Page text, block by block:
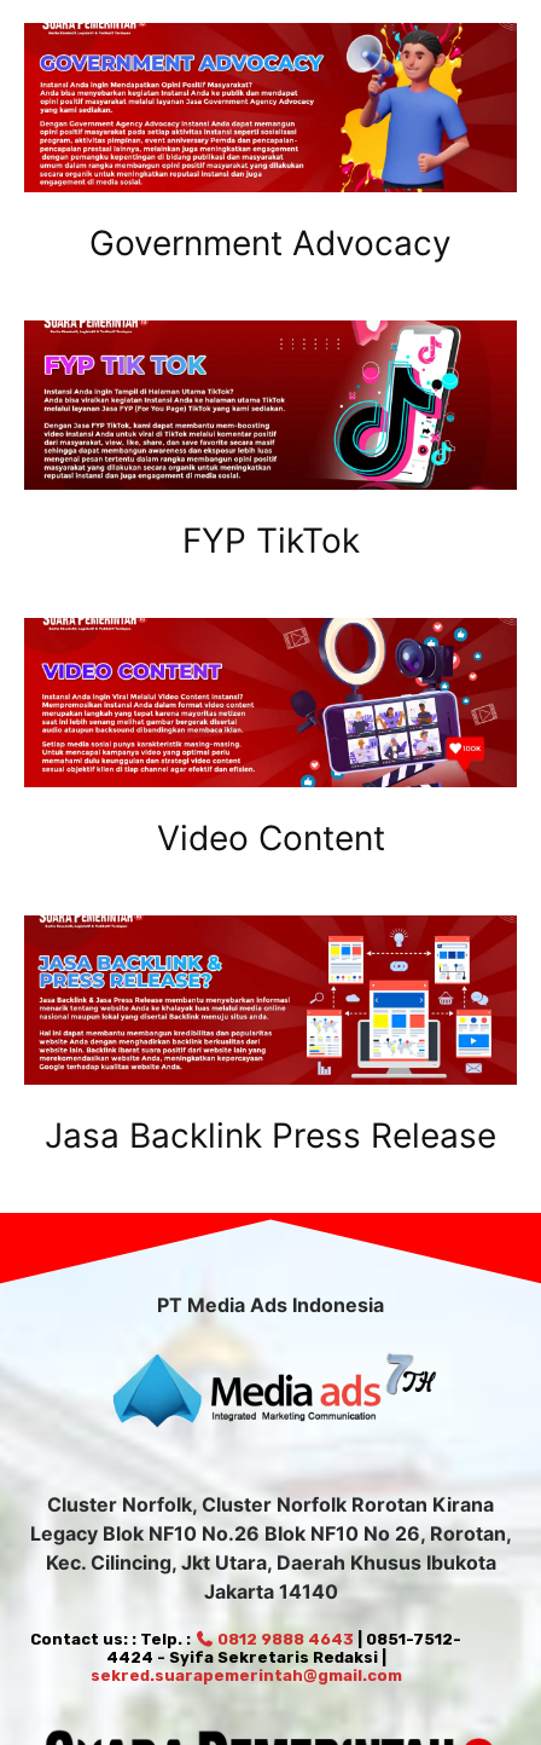
Government Advocacy
FYP TikTok
Video Content
Jasa Backlink Press Release
PT Media Ads Indonesia
Cluster Norfolk, Cluster Norfolk Rorotan Kirana
Legacy Blok NF10 No.26 Blok NF10 No 26, Rorotan,
Kec. Cilincing, Jkt Utara, Daerah Khusus Ibukota
Jakarta 14140
Contact us: : Telp. : 0812 9888 4643 | 0851-7512-
4424 - Syifa Sekretaris Redaksi |
sekred.suarapemerintah@gmail.com